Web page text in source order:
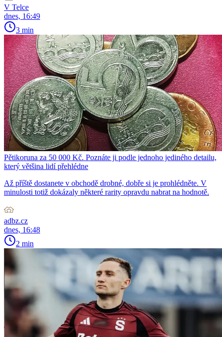
V Telce
dnes, 16:49
3 min
Pětikoruna za 50 000 Kč. Poznáte ji podle jednoho jediného detailu,
který většina lidí přehlédne
Až příště dostanete v obchodě drobné, dobře si je prohlédněte. V
minulosti totiž dokázaly některé rarity opravdu nabrat na hodnotě.
adbz.cz
dnes, 16:48
2 min